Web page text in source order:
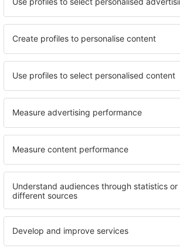
alloggi che soddisfano ogni
svariate esigenze. Puoi usufruire di
attrezzate con numerosi
trattenerti per diversi giorni
strutture a Praga sono disponibili
e in quartieri o zone meno popolari.
struttura alle tue esigenze e ai tuoi
in anticipo, puoi stare sicuro che
sarai in grado di riposare dopo il
senza dover cercare un hotel, un
Prenota la tua struttura prima di
rilassata durante il
a Praga?